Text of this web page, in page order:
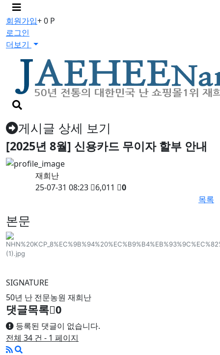
메
뉴
버
튼
회원가입+ 0 P
로그인
더보기
검
색
버
튼게시글 상세 보기
[2025년 8월] 신용카드 무이자 할부 안내
재희난
25-07-31 08:23
6,011
0
목록
본문
SIGNATURE
50년 난 전문농원 재희난
댓글목록 0
등록된 댓글이 없습니다.
전체 34 건 - 1 페이지